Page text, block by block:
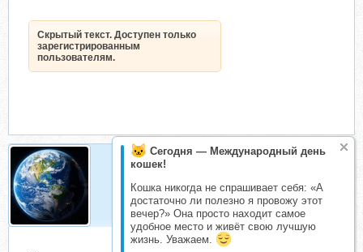
Сегодня — Международный день
кошек!
Кошка никогда не спрашивает себя: «А
достаточно ли полезно я провожу этот
вечер?» Она просто находит самое
удобное место и живёт свою лучшую
жизнь. Уважаем.
Скрытый текст. Доступен только
зарегистрированным
пользователям.
Организатор складчин